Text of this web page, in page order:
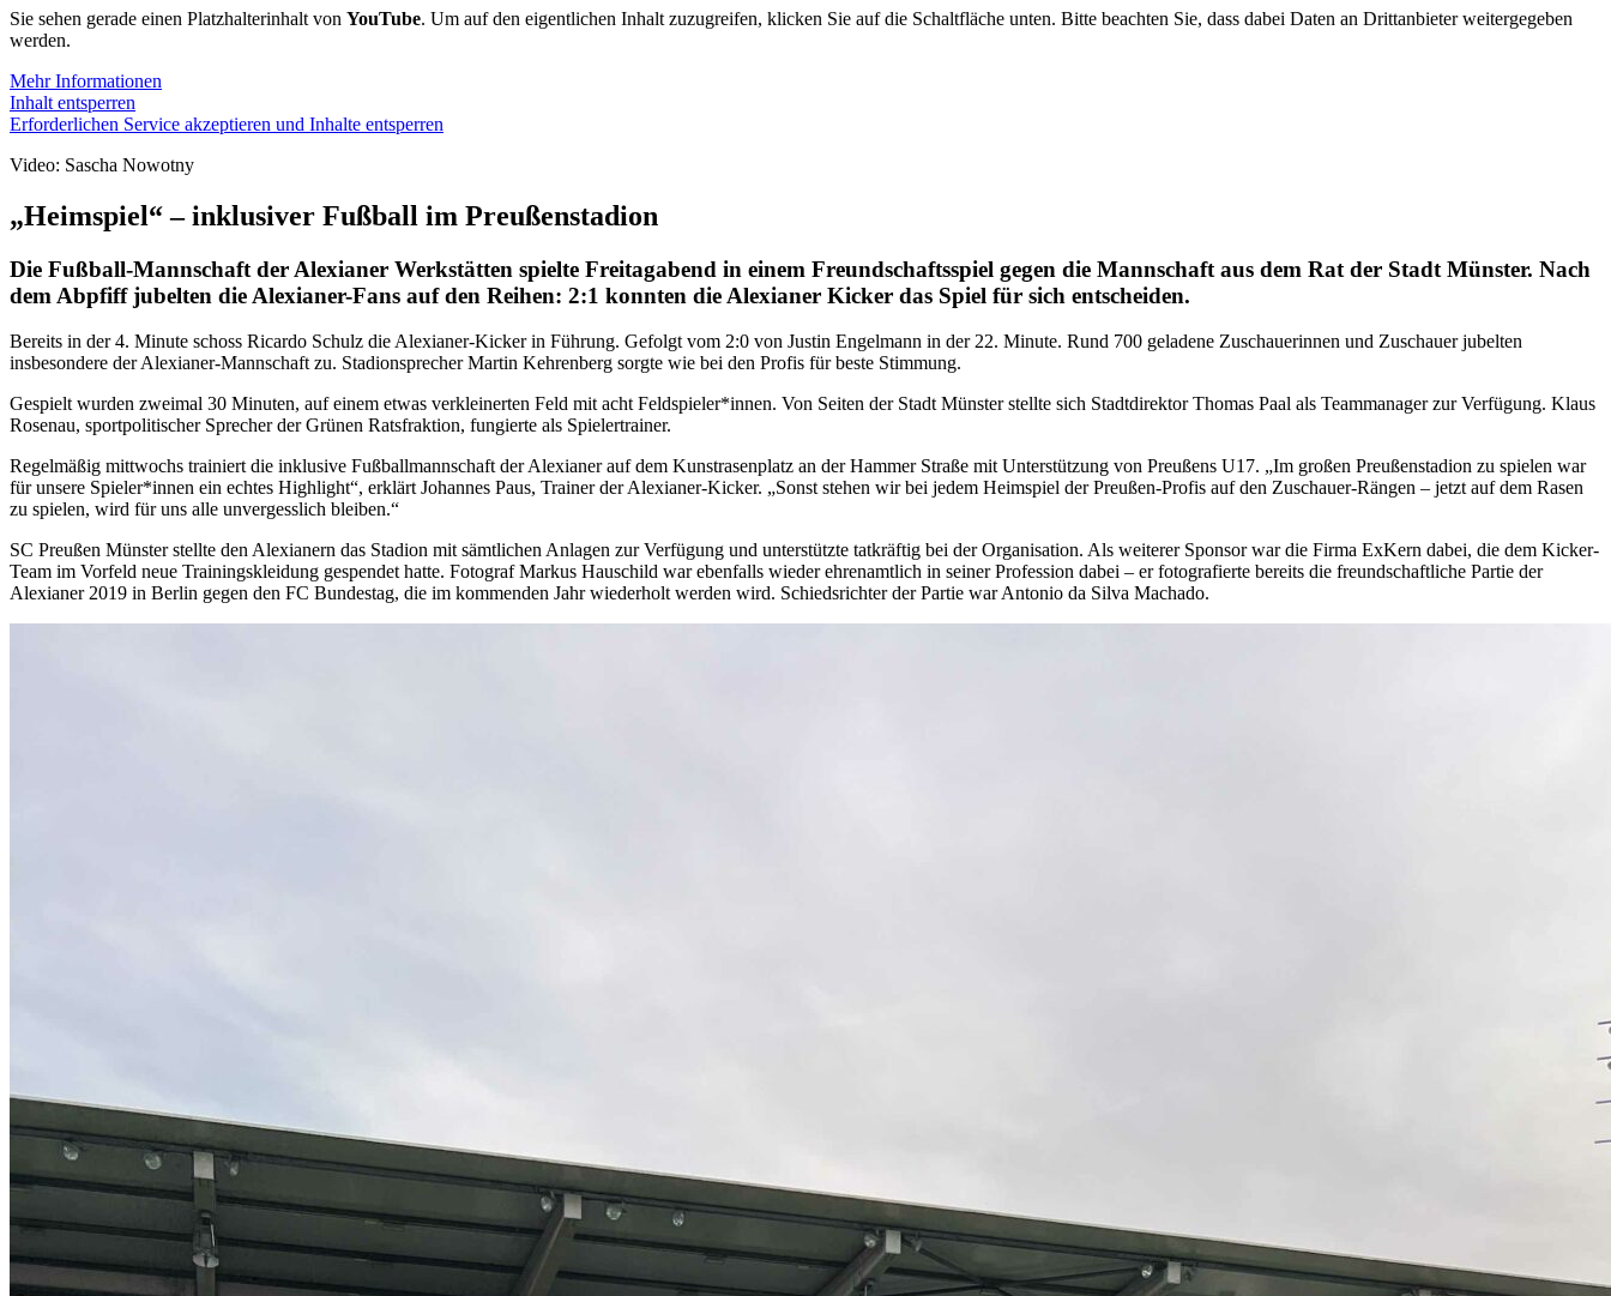
Sie sehen gerade einen Platzhalterinhalt von YouTube. Um auf den eigentlichen Inhalt zuzugreifen, klicken Sie auf die Schaltfläche unten. Bitte beachten Sie, dass dabei Daten an Drittanbieter weitergegeben
werden.
Mehr Informationen
Inhalt entsperren
Erforderlichen Service akzeptieren und Inhalte entsperren
Video: Sascha Nowotny
„Heimspiel“ – inklusiver Fußball im Preußenstadion
Die Fußball-Mannschaft der Alexianer Werkstätten spielte Freitagabend in einem Freundschaftsspiel gegen die Mannschaft aus dem Rat der Stadt Münster. Nach
dem Abpfiff jubelten die Alexianer-Fans auf den Reihen: 2:1 konnten die Alexianer Kicker das Spiel für sich entscheiden.
Bereits in der 4. Minute schoss Ricardo Schulz die Alexianer-Kicker in Führung. Gefolgt vom 2:0 von Justin Engelmann in der 22. Minute. Rund 700 geladene Zuschauerinnen und Zuschauer jubelten
insbesondere der Alexianer-Mannschaft zu. Stadionsprecher Martin Kehrenberg sorgte wie bei den Profis für beste Stimmung.
Gespielt wurden zweimal 30 Minuten, auf einem etwas verkleinerten Feld mit acht Feldspieler*innen. Von Seiten der Stadt Münster stellte sich Stadtdirektor Thomas Paal als Teammanager zur Verfügung. Klaus
Rosenau, sportpolitischer Sprecher der Grünen Ratsfraktion, fungierte als Spielertrainer.
Regelmäßig mittwochs trainiert die inklusive Fußballmannschaft der Alexianer auf dem Kunstrasenplatz an der Hammer Straße mit Unterstützung von Preußens U17. „Im großen Preußenstadion zu spielen war
für unsere Spieler*innen ein echtes Highlight“, erklärt Johannes Paus, Trainer der Alexianer-Kicker. „Sonst stehen wir bei jedem Heimspiel der Preußen-Profis auf den Zuschauer-Rängen – jetzt auf dem Rasen
zu spielen, wird für uns alle unvergesslich bleiben.“
SC Preußen Münster stellte den Alexianern das Stadion mit sämtlichen Anlagen zur Verfügung und unterstützte tatkräftig bei der Organisation. Als weiterer Sponsor war die Firma ExKern dabei, die dem Kicker-
Team im Vorfeld neue Trainingskleidung gespendet hatte. Fotograf Markus Hauschild war ebenfalls wieder ehrenamtlich in seiner Profession dabei – er fotografierte bereits die freundschaftliche Partie der
Alexianer 2019 in Berlin gegen den FC Bundestag, die im kommenden Jahr wiederholt werden wird. Schiedsrichter der Partie war Antonio da Silva Machado.